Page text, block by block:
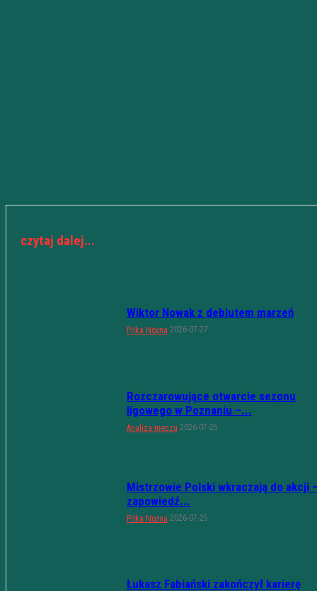
czytaj dalej...
Wiktor Nowak z debiutem marzeń
Piłka Nożna 2026-07-27
Rozczarowujące otwarcie sezonu
ligowego w Poznaniu –...
Analiza meczu 2026-07-25
Mistrzowie Polski wkraczają do akcji
zapowiedź...
Piłka Nożna 2026-07-25
Łukasz Fabiański zakończył karierę